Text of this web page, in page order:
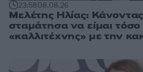
23:5808.08.26
Μελέτης Ηλίας:
σταμάτησα να είμαι τόσο
«καλλιτέχνης» με την